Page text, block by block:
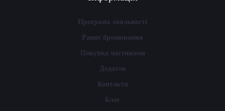
Програма лояльності
Раннє бронювання
Покупка частинами
Додаток
Контакти
Блог